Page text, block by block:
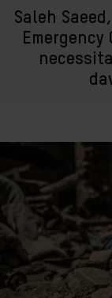
Saleh
Emergency